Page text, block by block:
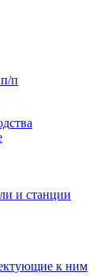
п
и станции
к ним